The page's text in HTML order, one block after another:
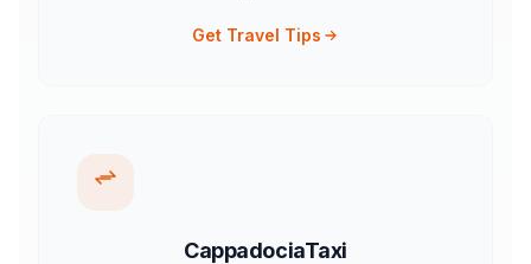
Get Travel Tips
CappadociaTaxi